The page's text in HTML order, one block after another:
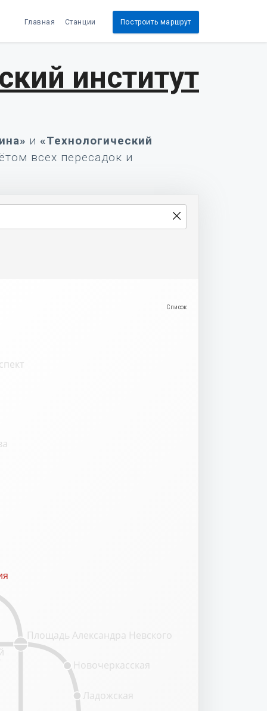
Главная Станции Построить маршрут
институт
и«Технологический
всех пересадок и
Площадь Александра Невского
Новочеркасская
Ладожская